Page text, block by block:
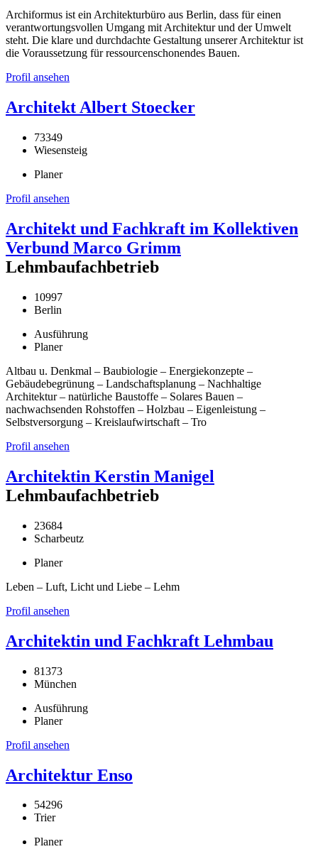
Archiformus ist ein Architekturbüro aus Berlin, dass für einen
verantwortungsvollen Umgang mit Architektur und der Umwelt
steht. Die klare und durchdachte Gestaltung unserer Architektur ist
die Voraussetzung für ressourcenschonendes Bauen.
Profil ansehen
Architekt Albert Stoecker
73349
Wiesensteig
Planer
Profil ansehen
Architekt und Fachkraft im Kollektiven
Verbund Marco Grimm
Lehmbaufachbetrieb
10997
Berlin
Ausführung
Planer
Altbau u. Denkmal – Baubiologie – Energiekonzepte –
Gebäudebegrünung – Landschaftsplanung – Nachhaltige
Architektur – natürliche Baustoffe – Solares Bauen –
nachwachsenden Rohstoffen – Holzbau – Eigenleistung –
Selbstversorgung – Kreislaufwirtschaft – Tro
Profil ansehen
Architektin Kerstin Manigel
Lehmbaufachbetrieb
23684
Scharbeutz
Planer
Leben – Luft, Licht und Liebe – Lehm
Profil ansehen
Architektin und Fachkraft Lehmbau
81373
München
Ausführung
Planer
Profil ansehen
Architektur Enso
54296
Trier
Planer